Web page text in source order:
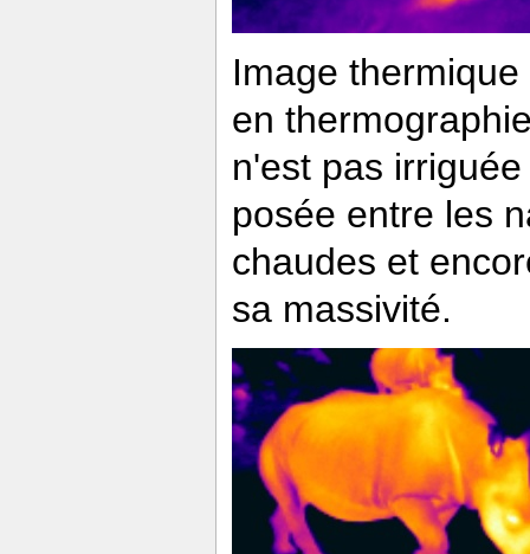
Image
en
n'est pas
posée entre les
chaudes et
sa massivité.